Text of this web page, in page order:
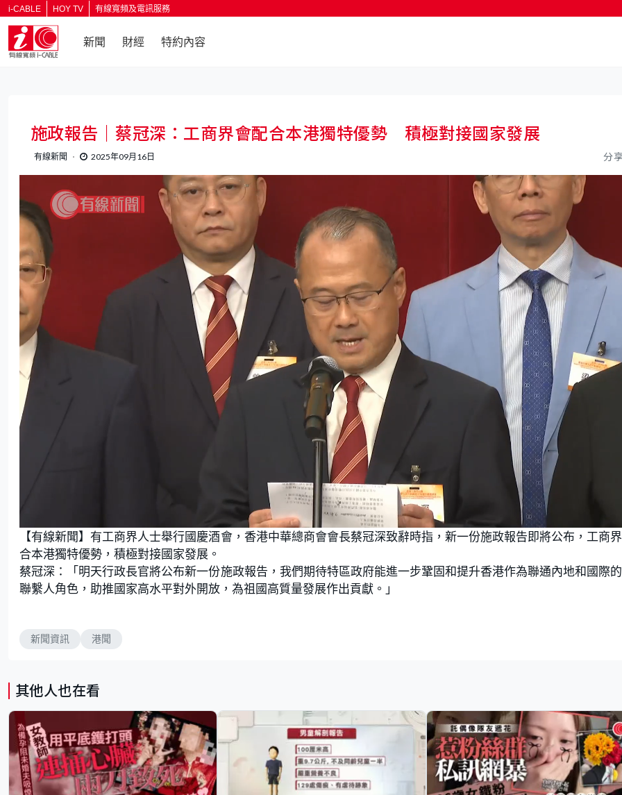
i-CABLE HOY TV 有線寬頻及電訊服務
新聞 財經 特約內容
返回
施政報告｜蔡冠深：工商界會配合本港獨特優勢 積極對接國家發展
有線新聞 2025年09月16日 分
n
m
u
t
e
o
a
d
1
0
.
0
【有線新聞】有工商界人士舉行國慶酒會，香港中華總商會會長蔡冠深致辭時指，新一份施政報告即將公布，工商
合本港獨特優勢，積極對接國家發展。
蔡冠深：「明天行政長官將公布新一份施政報告，我們期待特區政府能進一步鞏固和提升香港作為聯通內地和國際
聯繫人角色，助推國家高水平對外開放，為祖國高質量發展作出貢獻。」
新聞資訊 港聞
其他人也在看